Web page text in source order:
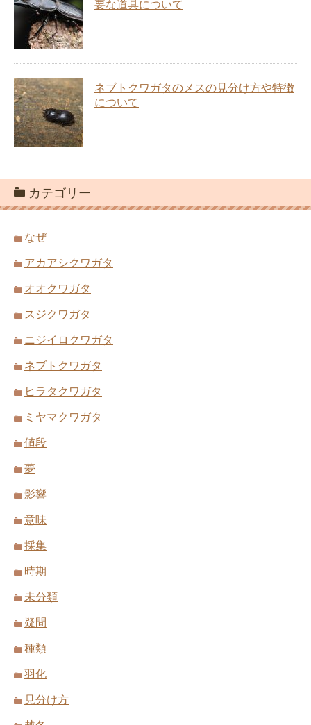
要な道具について
ネブトクワガタのメスの見分け方や特徴
について
カテゴリー
なぜ
アカアシクワガタ
オオクワガタ
スジクワガタ
ニジイロクワガタ
ネブトクワガタ
ヒラタクワガタ
ミヤマクワガタ
値段
夢
影響
意味
採集
時期
未分類
疑問
種類
羽化
見分け方